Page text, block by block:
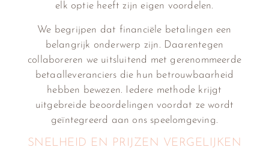
elk optie heeft zijn eigen voordelen.
We begrijpen dat financiële betalingen een
belangrijk onderwerp zijn. Daarentegen
collaboreren we uitsluitend met gerenommeerde
betaalleveranciers die hun betrouwbaarheid
hebben bewezen. Iedere methode krijgt
uitgebreide beoordelingen voordat ze wordt
geïntegreerd aan ons speelomgeving.
SNELHEID EN PRIJZEN VERGELIJKEN